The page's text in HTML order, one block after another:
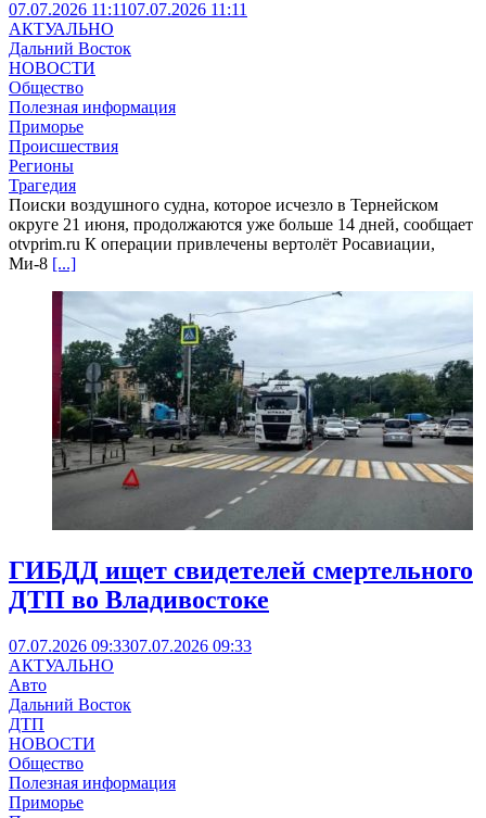
07.07.2026 11:1107.07.2026 11:11
АКТУАЛЬНО
Дальний Восток
НОВОСТИ
Общество
Полезная информация
Приморье
Происшествия
Регионы
Трагедия
Поиски воздушного судна, которое исчезло в Тернейском
округе 21 июня, продолжаются уже больше 14 дней, сообщает
otvprim.ru К операции привлечены вертолёт Росавиации,
Ми-8 [...]
ГИБДД ищет свидетелей смертельного
ДТП во Владивостоке
07.07.2026 09:3307.07.2026 09:33
АКТУАЛЬНО
Авто
Дальний Восток
ДТП
НОВОСТИ
Общество
Полезная информация
Приморье